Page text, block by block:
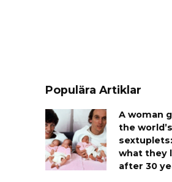
Populära Artiklar
A woman
the
what they
after 30